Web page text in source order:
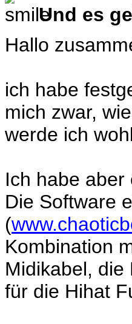
Und es
Hallo
ich habe
mich zwar,
werde ich
Ich habe
Die Software
(
Kombination
Midikabel, die
für die Hihat